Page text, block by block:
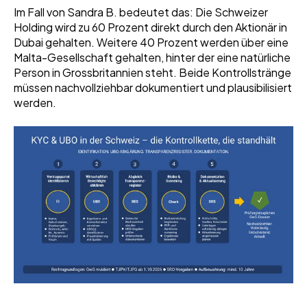
Im Fall von Sandra B. bedeutet das: Die Schweizer
Holding wird zu 60 Prozent direkt durch den Aktionär in
Dubai gehalten. Weitere 40 Prozent werden über eine
Malta-Gesellschaft gehalten, hinter der eine natürliche
Person in Grossbritannien steht. Beide Kontrollstränge
müssen nachvollziehbar dokumentiert und plausibilisiert
werden.